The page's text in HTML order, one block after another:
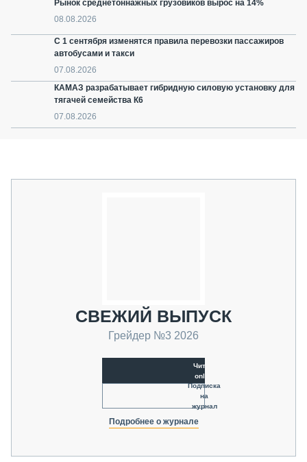
Рынок среднетоннажных грузовиков вырос на 14%
08.08.2026
С 1 сентября изменятся правила перевозки пассажиров
автобусами и такси
07.08.2026
КАМАЗ разрабатывает гибридную силовую установку для
тягачей семейства К6
07.08.2026
СВЕЖИЙ ВЫПУСК
Грейдер №3 2026
Читать
online
Подписка
на
журнал
Подробнее о журнале